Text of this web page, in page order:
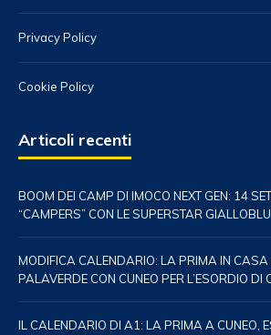
Privacy Policy
Cookie Policy
Articoli recenti
BOOM DEI CAMP DI IMOCO NEXT GEN: 14
“CAMPERS” CON LE SUPERSTAR
MODIFICA CALENDARIO: LA PRIMA IN CASA
PALAVERDE CON CUNEO PER L’ESORDIO DI
IL CALENDARIO DI A1: LA PRIMA A CUNEO,